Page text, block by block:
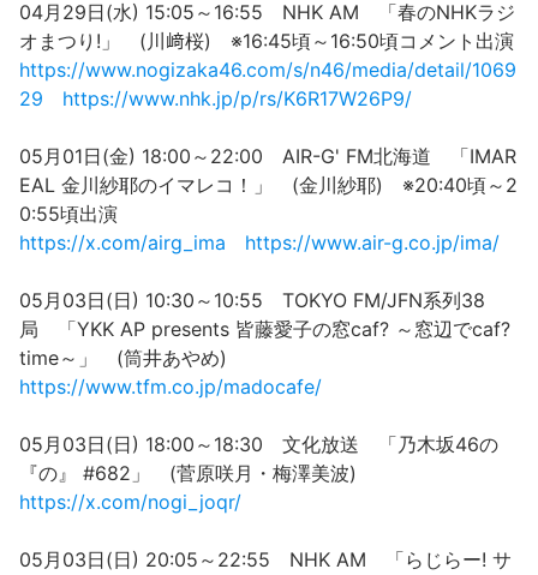
04月29日(水) 15:05～16:55 NHK AM 「春のNHKラジ
オまつり!」 (川﨑桜) ※16:45頃～16:50頃コメント出演
https://www.nogizaka46.com/s/n46/media/detail/1069
29
https://www.nhk.jp/p/rs/K6R17W26P9/
05月01日(金) 18:00～22:00 AIR-G' FM北海道 「IMAR
EAL 金川紗耶のイマレコ！」 (金川紗耶) ※20:40頃～2
0:55頃出演
https://x.com/airg_ima
https://www.air-g.co.jp/ima/
05月03日(日) 10:30～10:55 TOKYO FM/JFN系列38
局 「YKK AP presents 皆藤愛子の窓caf? ～窓辺でcaf?
time～」 (筒井あやめ)
https://www.tfm.co.jp/madocafe/
05月03日(日) 18:00～18:30 文化放送 「乃木坂46の
『の』 #682」 (菅原咲月・梅澤美波)
https://x.com/nogi_joqr/
05月03日(日) 20:05～22:55 NHK AM 「らじらー! サ